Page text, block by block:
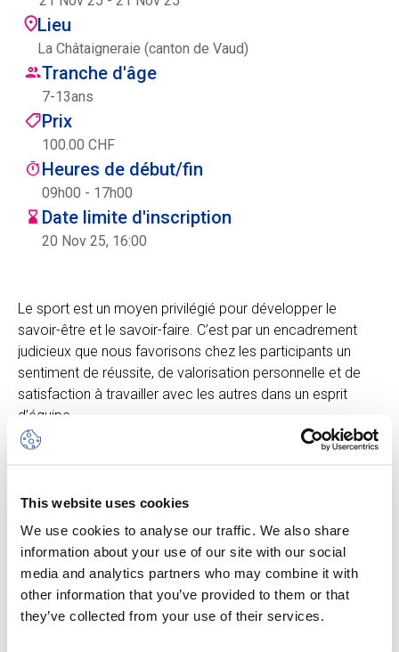
This website uses cookies
We use cookies to analyse our traffic. We also share
information about your use of our site with our social
media and analytics partners who may combine it with
other information that you’ve provided to them or that
they’ve collected from your use of their services.
Centre des arts
Institute
Contact
Panier
ENFR
Lieu
La Châtaigneraie (canton de Vaud)
Tranche d'âge
7-13ans
Prix
100.00 CHF
Heures de début/fin
09h00 - 17h00
Date limite d'inscription
20 Nov 25, 16:00
Le sport est un moyen privilégié pour développer le
savoir-être et le savoir-faire. C’est par un encadrement
judicieux que nous favorisons chez les participants un
sentiment de réussite, de valorisation personnelle et de
satisfaction à travailler avec les autres dans un esprit
d’équipe.
Le camp Multi-Sports peut inclure les activités suivantes :
baseball, softball et plus encore, chacune adaptée à l’âge
l’enthousiasme et la curiosité. Dans ce camp, la notion
d’apprentissage est intimement liée à celle du jeu.